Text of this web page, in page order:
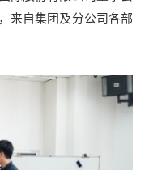
来自集团及分公司各部